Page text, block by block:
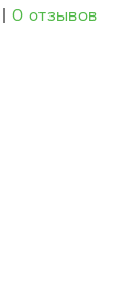
0 отзывов